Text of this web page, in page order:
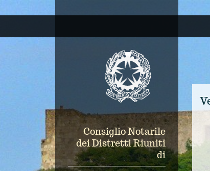
Consiglio Notarile
dei Distretti Riuniti
di